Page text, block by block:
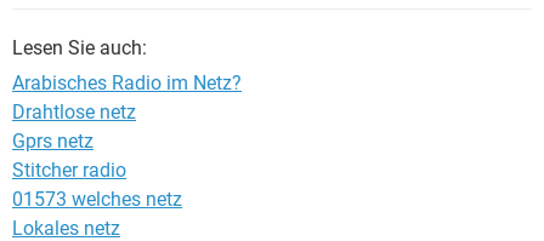
Lesen Sie auch:
Arabisches Radio im Netz?
Drahtlose netz
Gprs netz
Stitcher radio
01573 welches netz
Lokales netz